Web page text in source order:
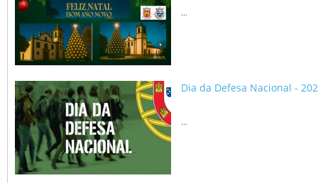
...
Dia da Defesa Nacional -
...